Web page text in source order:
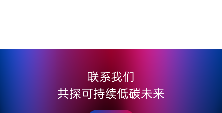
联系我们
共探可持续低碳未来